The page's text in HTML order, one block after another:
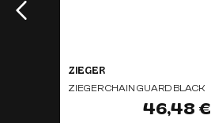
ZIEGER
ZIEGER CHAIN GUARD BLACK
46,48 €